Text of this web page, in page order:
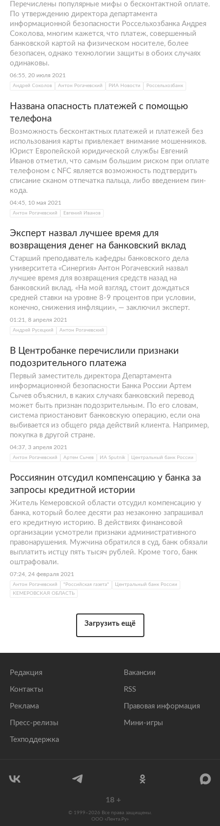
Перечислены популярные мифы о бесконтактной оплате.
По утверждению директора департамента
информационной безопасности Россельхозбанка Андрея
Соколова, многим кажется, что платеж, совершенный
банковской картой на физическом носителе, более
безопасен, однако технологии защиты в обоих случаях
одинаковы.
06:55, 20 июля 2021
Андрей Соколов Антон Рогачевский РИА Новости Россельхозбанк
Названа опасность платежей с помощью
телефона
Возможность бесконтактных платежей и платежей без
использования карты привлекает внимание мошенников.
Юрист Европейской юридической службы Евгений
Иванов отметил, что самым большим риском при оплате
телефоном с NFC является возможность подтвердить
списание сканом отпечатка пальца, либо введением пин-
кода.
04:45, 10 мая 2021
Антон Рогачевский Евгений Иванов
Эксперт назвал лучшее время для
возвращения денег на банковский вклад
Старший преподаватель кафедры банковского дела
университета «Синергия» Антон Рогачевский назвал
лучшее время для возвращения средств назад на
банковский вклад. «На мой взгляд, стоит дождаться
средней ставки на уровне 8-9 процентов при условии,
конечно, снижения инфляции», — заключил эксперт.
01:21, 8 апреля 2021
Андрей Русецкий Антон Рогачевский
В Центробанке перечислили признаки
подозрительного платежа
Первый заместитель директора Департамента
информационной безопасности Банка России Артем
Сычев объяснил, в каких случаях банковский перевод
может быть признан подозрительным. По его словам,
система приостановит банковскую операцию, если она
выбивается из общего ряда действий клиента. Например,
покупка в другой стране.
04:37, 3 апреля 2021
Антон Рогачевский Артем Сычев ИА Sputnik Центральный банк России
Россиянин отсудил компенсацию у банка за
запросы кредитной истории
Житель Кемеровской области отсудил компенсацию у
банка, который более десяти раз незаконно запрашивал
его кредитную историю. В действиях финансовой
организации усмотрели признаки административного
правонарушения. Мужчина обратился в суд, банк обязали
выплатить истцу пять тысяч рублей. Кроме того, банк
оштрафовали.
07:24, 24 февраля 2021
Антон Рогачевский "Российская газета"
Центральный банк России
КЕМЕРОВСКАЯ ОБЛАСТЬ
Загрузить ещё
Редакция
Контакты
Реклама
Пресс-релизы
Техподдержка
Вакансии
RSS
Правовая информация
Мини-игры
18 +
© 1999–2026 Все права защищены.
ООО «Лента.Ру»